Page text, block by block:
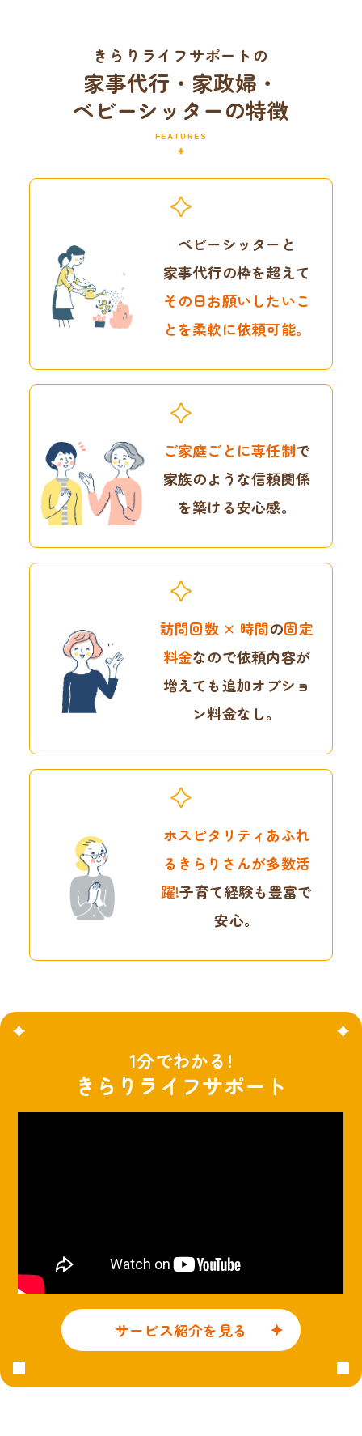
きらりライフサポートの
家事代行・家政婦・
ベビーシッターの特徴
FEATURES
ベビーシッターと
家事代行の枠を超えて
その日お願いしたいこ
とを柔軟に依頼可能。
ご家庭ごとに専任制で
家族のような信頼関係
を築ける安心感。
訪問回数 × 時間の固定
料金なので依頼内容が
増えても追加オプショ
ン料金なし。
ホスピタリティあふれ
る きらりさんが多数活
躍!子育て経験も豊富で
安心。
1分でわかる!
きらりライフサポート
サービス紹介を見る